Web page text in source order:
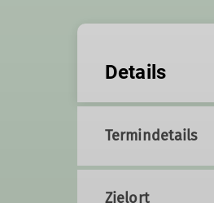
Details
Termindetails
Zielort